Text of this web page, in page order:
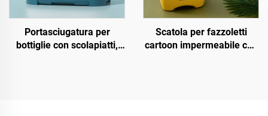
Portasciugatura per
bottiglie con scolapiatti,
Scatola per fazzoletti
cartoon impermeabile con